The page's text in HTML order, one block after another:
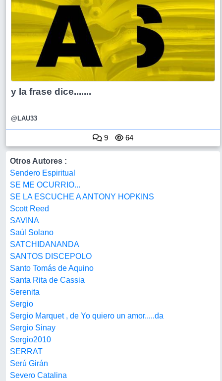
y la frase dice.......
@LAU33
9 64
Otros Autores :
Sendero Espiritual
SE ME OCURRIO...
SE LA ESCUCHE A ANTONY HOPKINS
Scott Reed
SAVINA
Saúl Solano
SATCHIDANANDA
SANTOS DISCEPOLO
Santo Tomás de Aquino
Santa Rita de Cassia
Serenita
Sergio
Sergio Marquet , de Yo quiero un amor.....da
Sergio Sinay
Sergio2010
SERRAT
Serú Girán
Severo Catalina